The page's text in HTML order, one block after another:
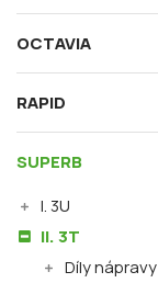
OCTAVIA
RAPID
SUPERB
I. 3U
II. 3T
Díly nápravy